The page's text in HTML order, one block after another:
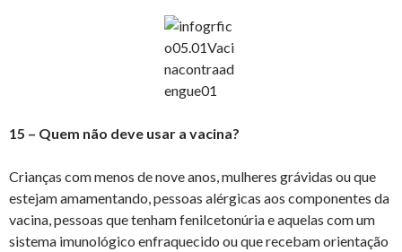
15 – Quem não deve usar a vacina?
Crianças com menos de nove anos, mulheres grávidas ou que
estejam amamentando, pessoas alérgicas aos componentes da
vacina, pessoas que tenham fenilcetonúria e aquelas com um
sistema imunológico enfraquecido ou que recebam orientação